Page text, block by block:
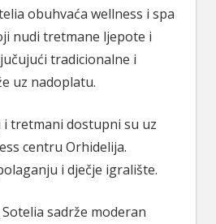
obuhvaća wellness i spa
nudi tretmane ljepote i
tradicionalne i
uz nadoplatu.
i tretmani dostupni su uz
centru Orhidelija.
i dječje igralište.
sadrže moderan